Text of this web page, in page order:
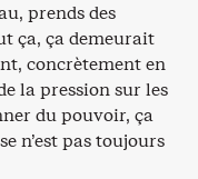
prends des
ça, ça demeurait
concrètement en
la pression sur les
du pouvoir, ça
n’est pas toujours